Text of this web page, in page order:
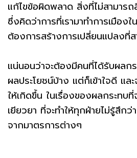
แก้ไขข้อผิดพลาด สิ่งที่ไม่สามารถ
ซึ่งคิดว่าการที่เรามาทำการเมือง
ต้องการสร้างการเปลี่ยนแปลงที่
แน่นอนว่าจะต้องมีคนที่ได้รับผลก
ผลประโยชน์บ้าง แต่ก็เข้าใจดี แล
ให้เกิดขึ้น ในเรื่องของผลกระทบที่
เยียวยา ที่จะทำให้ทุกฝ่ายไม่รู้สึกว่
จากมาตรการต่างๆ